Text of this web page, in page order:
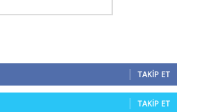
TAKIP ET
TAKIP ET